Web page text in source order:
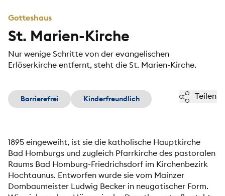
Gotteshaus
St. Marien-Kirche
Nur wenige Schritte von der evangelischen
Erlöserkirche entfernt, steht die St. Marien-Kirche.
Barrierefrei Kinderfreundlich Teilen
1895 eingeweiht, ist sie die katholische Hauptkirche
Bad Homburgs und zugleich Pfarrkirche des pastoralen
Raums Bad Homburg-Friedrichsdorf im Kirchenbezirk
Hochtaunus. Entworfen wurde sie vom Mainzer
Dombaumeister Ludwig Becker in neugotischer Form.